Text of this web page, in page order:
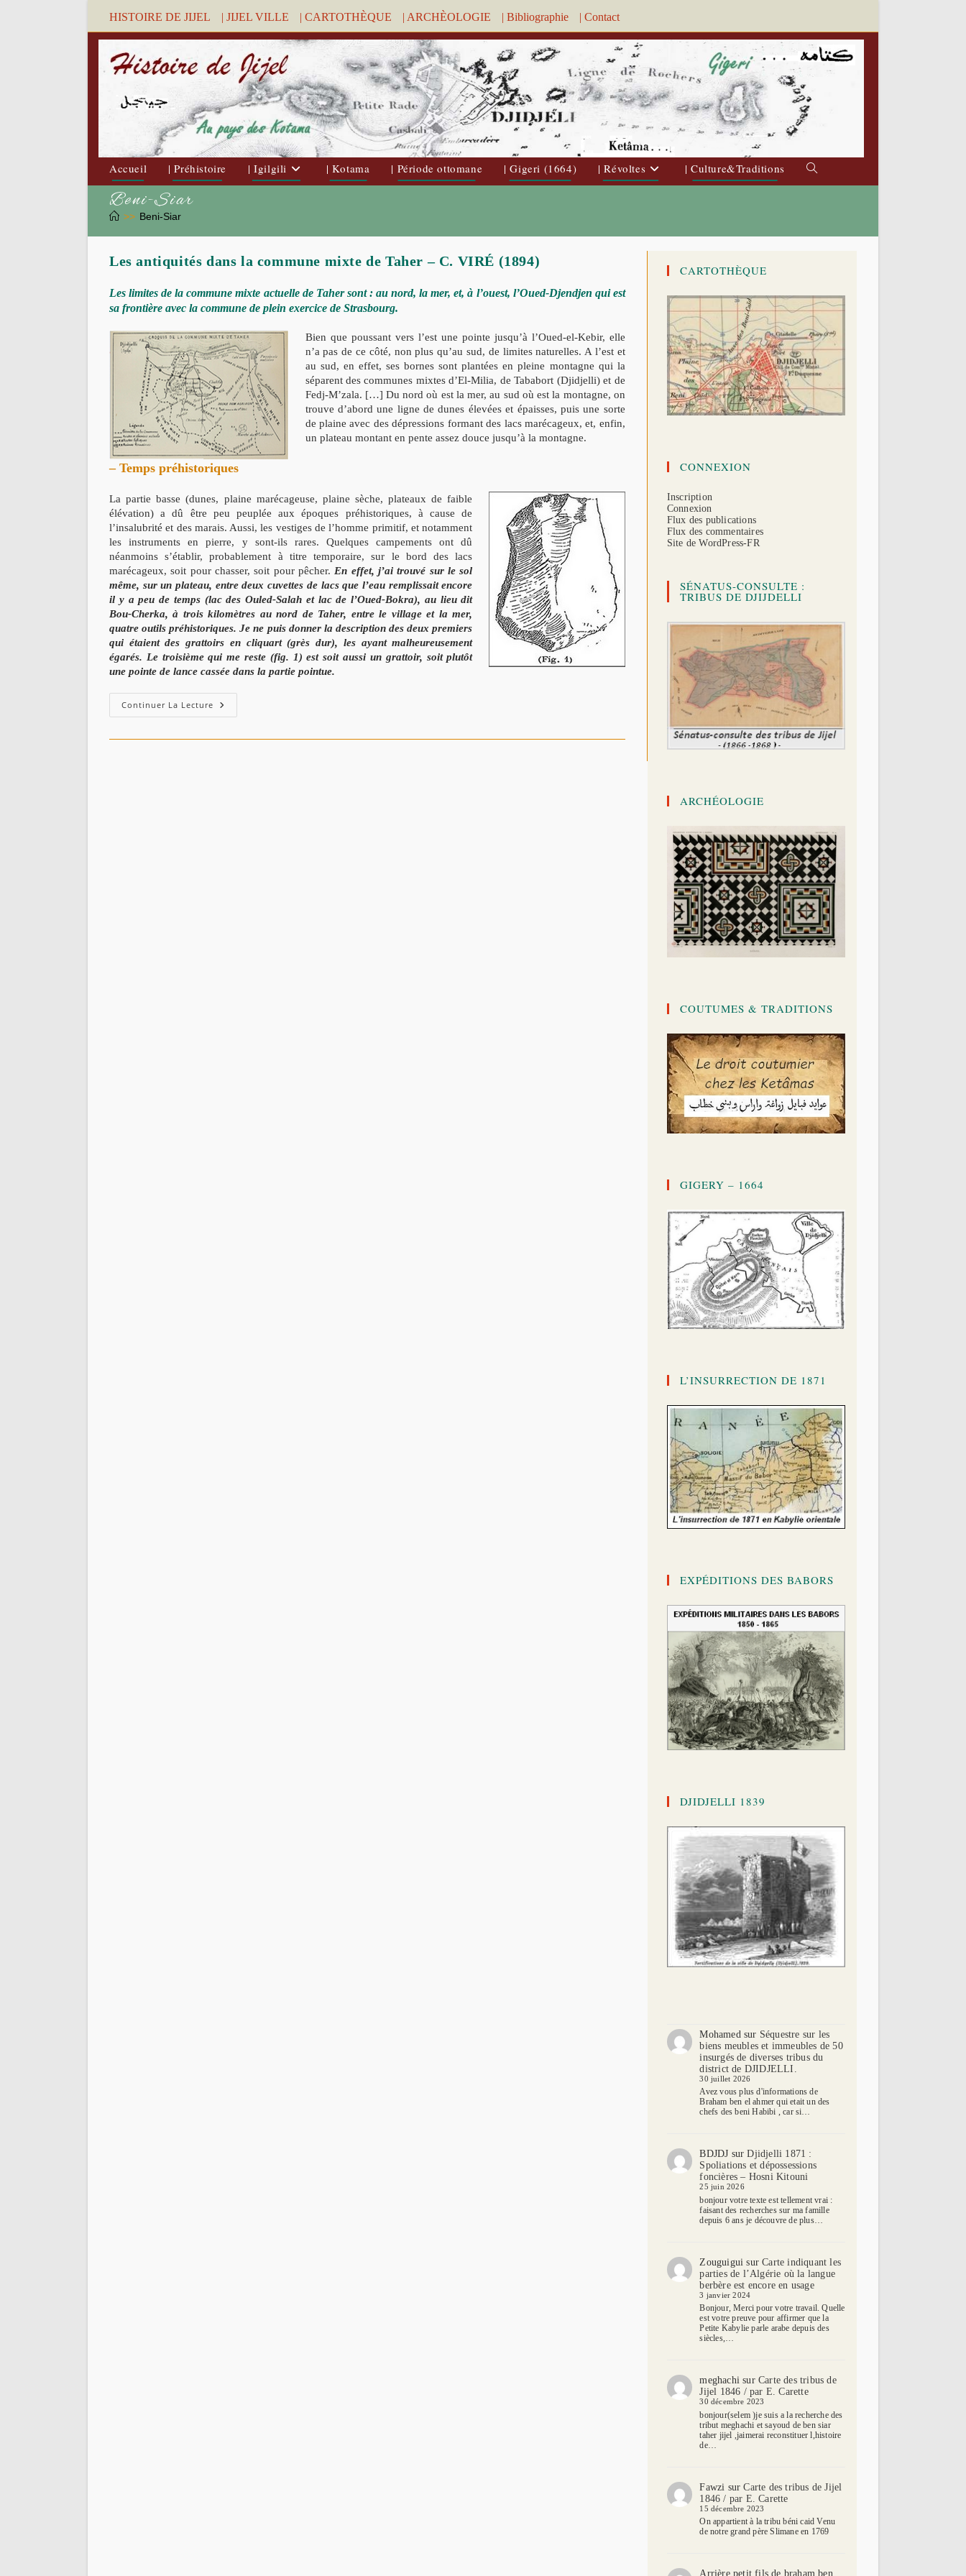
HISTOIRE DE JIJEL | JIJEL VILLE | CARTOTHÈQUE | ARCHÈOLOGIE | Bibliographie | Contact
Accueil | Préhistoire | Igilgili | Kotama | Période ottomane | Gigeri (1664) | Révoltes | Culture&Traditions
Toggle
Beni-Siar
>> Beni-Siar
Les antiquités dans la commune mixte de Taher – C. VIRÉ (1894)
Les limites de la commune mixte actuelle de Taher sont : au nord, la mer, et, à l’ouest, l’Oued-Djendjen qui est
sa frontière avec la commune de plein exercice de Strasbourg.
Bien que poussant vers l’est une pointe jusqu’à l’Oued-el-Kebir, elle
n’a pas de ce côté, non plus qu’au sud, de limites naturelles. A l’est et
au sud, en effet, ses bornes sont plantées en pleine montagne qui la
séparent des communes mixtes d’El-Milia, de Tababort (Djidjelli) et de
Fedj-M’zala. […] Du nord où est la mer, au sud où est la montagne, on
trouve d’abord une ligne de dunes élevées et épaisses, puis une sorte
de plaine avec des dépressions formant des lacs marécageux, et, enfin,
un plateau montant en pente assez douce jusqu’à la montagne.
– Temps préhistoriques
La partie basse (dunes, plaine marécageuse, plaine sèche, plateaux de faible
élévation) a dû être peu peuplée aux époques préhistoriques, à cause de
l’insalubrité et des marais. Aussi, les vestiges de l’homme primitif, et notamment
les instruments en pierre, y sont-ils rares. Quelques campements ont dû
néanmoins s’établir, probablement à titre temporaire, sur le bord des lacs
marécageux, soit pour chasser, soit pour pêcher. En effet, j’ai trouvé sur le sol
même, sur un plateau, entre deux cuvettes de lacs que l’eau remplissait encore
il y a peu de temps (lac des Ouled-Salah et lac de l’Oued-Bokra), au lieu dit
Bou-Cherka, à trois kilomètres au nord de Taher, entre le village et la mer,
quatre outils préhistoriques. Je ne puis donner la description des deux premiers
qui étaient des grattoirs en cliquart (grès dur), les ayant malheureusement
égarés. Le troisième qui me reste (fig. 1) est soit aussi un grattoir, soit plutôt
une pointe de lance cassée dans la partie pointue.
Continuer La Lecture Les
Antiquités
CARTOTHÈQUE
CONNEXION
Inscription
Connexion
Flux des publications
Flux des commentaires
Site de WordPress-FR
SÉNATUS-CONSULTE :
TRIBUS DE DJIJDELLI
ARCHÉOLOGIE
COUTUMES & TRADITIONS
GIGERY – 1664
L’INSURRECTION DE 1871
EXPÉDITIONS DES BABORS
DJIDJELLI 1839
Mohamed sur Séquestre sur les
biens meubles et immeubles de 50
insurgés de diverses tribus du
district de DJIDJELLI.
30 juillet 2026
Avez vous plus d'informations de
Braham ben el ahmer qui etait un des
chefs des beni Habibi , car si…
BDJDJ surDjidjelli 1871 :
Spoliations et dépossessions
foncières – Hosni Kitouni
25 juin 2026
bonjour votre texte est tellement vrai :
faisant des recherches sur ma famille
depuis 6 ans je découvre de plus…
Zouguigui surCarte indiquant les
parties de l’Algérie où la langue
berbère est encore en usage
3 janvier 2024
Bonjour, Merci pour votre travail. Quelle
est votre preuve pour affirmer que la
Petite Kabylie parle arabe depuis des
siècles,…
meghachisur Carte des tribus de
Jijel 1846 / par E. Carette
30 décembre 2023
bonjour(selem )je suis a la recherche des
tribut meghachi et sayoud de ben siar
taher jijel ,jaimerai reconstituer l,histoire
de…
Fawzi surCarte des tribus de Jijel
1846 / par E. Carette
15 décembre 2023
On appartient à la tribu béni caid Venu
de notre grand père Slimane en 1769
Arrière petit fils de braham ben